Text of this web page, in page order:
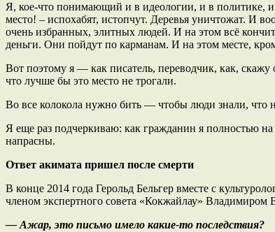
Я, кое-что понимающий и в идеологии, и в политике, и
место! – испохабят, истопчут. Деревья уничтожат. И
очень избранных, элитных людей. И на этом всё
деньги. Они пойдут по карманам. И на этом месте,
Вот поэтому я — как писатель, переводчик, как, скажу
что лучше бы это место не трогали.
Во все колокола нужно бить — чтобы люди знали, что
Я еще раз подчеркиваю: как гражданин я полностью
напрасны.
Ответ акимата пришел после смерти
В конце 2014 года Герольд Бельгер вместе с
членом экспертного совета «Кокжайлау»
— Ажар, это письмо имело какие-то последствия?